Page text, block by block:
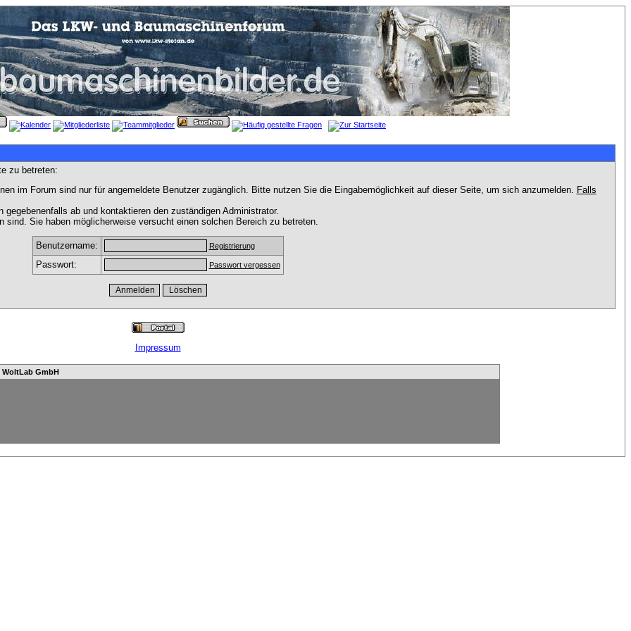
zu betreten:
im Forum sind nur für angemeldete Benutzer zugänglich. Bitte nutzen Sie die Eingabemöglichkeit auf dieser Seite, um sich anzumelden. Falls
ab und kontaktieren den zuständigen Administrator.
Sie haben möglicherweise versucht einen solchen Bereich zu betreten.
Benutzername: Registrierung
Passwort: Passwort vergessen
Impressum
WoltLab GmbH